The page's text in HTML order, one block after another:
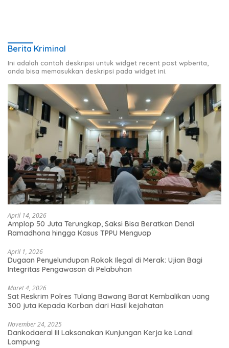
Berita Kriminal
Ini adalah contoh deskripsi untuk widget recent post wpberita,
anda bisa memasukkan deskripsi pada widget ini.
April 14, 2026
Amplop 50 Juta Terungkap, Saksi Bisa Beratkan Dendi
Ramadhona hingga Kasus TPPU Menguap
April 1, 2026
Dugaan Penyelundupan Rokok Ilegal di Merak: Ujian Bagi
Integritas Pengawasan di Pelabuhan
Maret 4, 2026
Sat Reskrim Polres Tulang Bawang Barat Kembalikan uang
300 juta Kepada Korban dari Hasil kejahatan
November 24, 2025
Dankodaeral III Laksanakan Kunjungan Kerja ke Lanal
Lampung